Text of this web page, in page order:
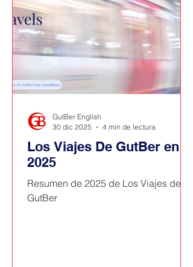
Los Viajes De GutBer en
2025
Resumen de 2025 de Los Viajes de
GutBer
GutBer English
30 dic 2025
4 min de lectura